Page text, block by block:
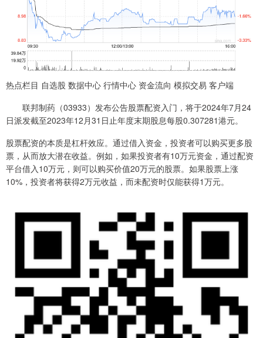
热点栏目 自选股 数据中心 行情中心 资金流向 模拟交易 客户端
联邦制药（03933）发布公告股票配资入门，将于2024年7月24
日派发截至2023年12月31日止年度末期股息每股0.307281港元。
股票配资的本质是杠杆效应。通过借入资金，投资者可以购买更多股
票，从而放大潜在收益。例如，如果投资者有10万元资金，通过配资
平台借入10万元，则可以购买价值20万元的股票。如果股票上涨
10%，投资者将获得2万元收益，而未配资时仅能获得1万元。